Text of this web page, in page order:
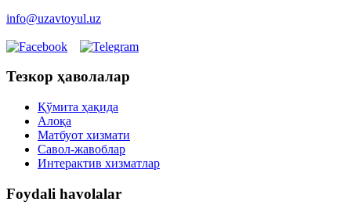
info@uzavtoyul.uz
Тезкор ҳаволалар
Қўмита ҳақида
Алоқа
Матбуот xизмати
Савол-жавоблар
Интерактив хизматлар
Foydali havolalar